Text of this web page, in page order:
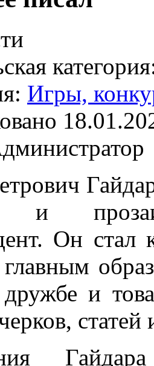
Игры,
и
Он стал
и